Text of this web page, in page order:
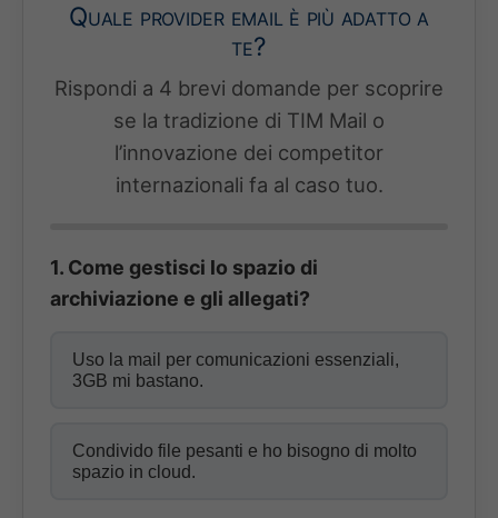
Quale provider email è più adatto a
te?
Rispondi a 4 brevi domande per scoprire
se la tradizione di TIM Mail o
l’innovazione dei competitor
internazionali fa al caso tuo.
1. Come gestisci lo spazio di
archiviazione e gli allegati?
Uso la mail per comunicazioni essenziali,
3GB mi bastano.
Condivido file pesanti e ho bisogno di molto
spazio in cloud.